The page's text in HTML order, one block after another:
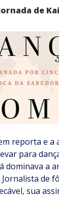
de
reporta e a
para
dominava a
Jornalista de
sua